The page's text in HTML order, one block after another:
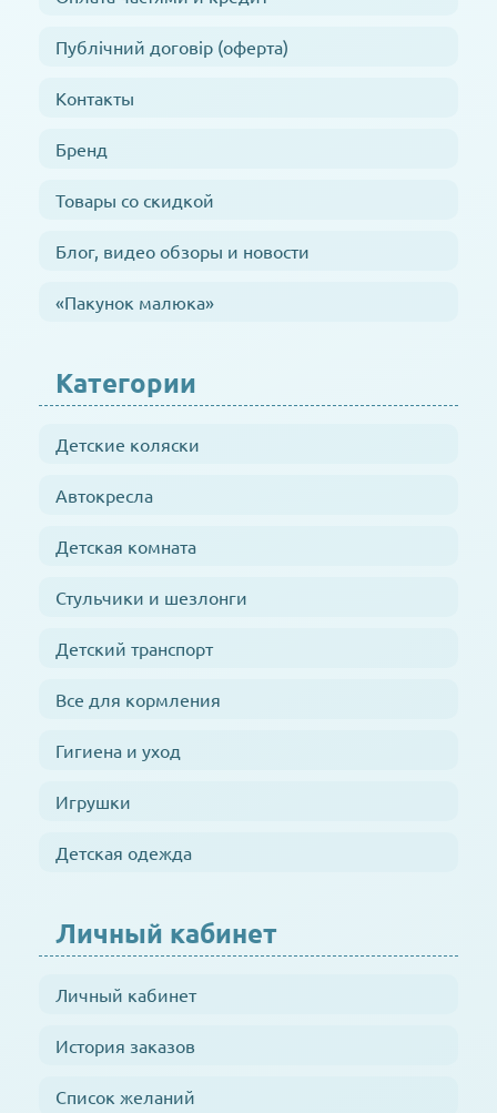
Публічний договір (оферта)
Контакты
Бренд
Товары со скидкой
Блог, видео обзоры и новости
«Пакунок малюка»
Категории
Детские коляски
Автокресла
Детская комната
Стульчики и шезлонги
Детский транспорт
Все для кормления
Гигиена и уход
Игрушки
Детская одежда
Личный кабинет
Личный кабинет
История заказов
Список желаний